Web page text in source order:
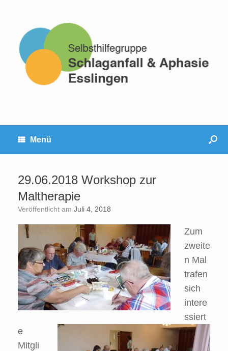
Menü
29.06.2018 Workshop zur
Maltherapie
Veröffentlicht am Juli 4, 2018
Zum
zweite
n Mal
trafen
sich
intere
ssiert
e
Mitgli